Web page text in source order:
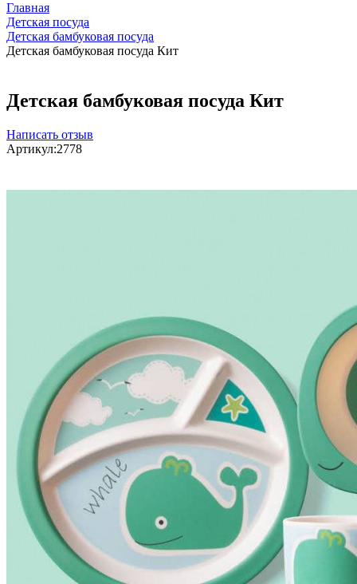
Главная
Детская посуда
Детская бамбуковая посуда
Детская бамбуковая посуда Кит
Детская бамбуковая посуда Кит
Написать отзыв
Артикул:2778